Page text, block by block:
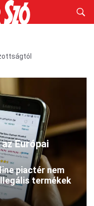
Európai
piactér nem
termékek